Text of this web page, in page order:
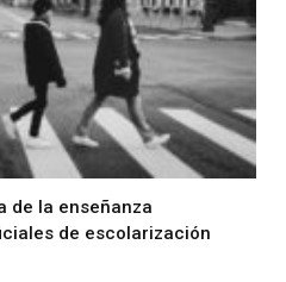
de la enseñanza
de escolarización